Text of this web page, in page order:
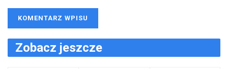
Zobacz jeszcze